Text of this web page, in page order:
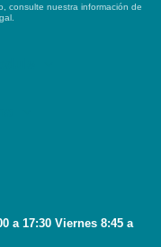
consulte nuestra información de
a 17:30 Viernes 8:45 a